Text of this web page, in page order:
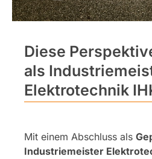
Diese
als
Elektrotechnik
Mit einem Abschluss als
Industriemeister